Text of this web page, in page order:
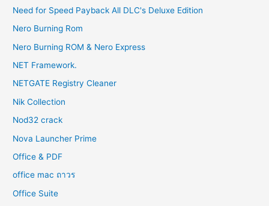
Need for Speed Payback All DLC's Deluxe Edition
Nero Burning Rom
Nero Burning ROM & Nero Express
NET Framework.
NETGATE Registry Cleaner
Nik Collection
Nod32 crack
Nova Launcher Prime
Office & PDF
office mac ถาวร
Office Suite